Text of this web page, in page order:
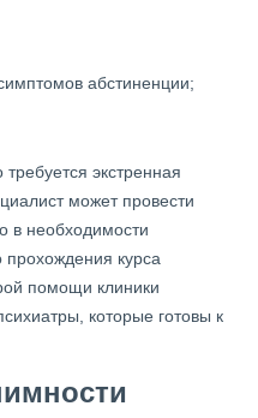
абстиненции;
экстренная
может провести
в необходимости
прохождения курса
помощи клиники
которые готовы к